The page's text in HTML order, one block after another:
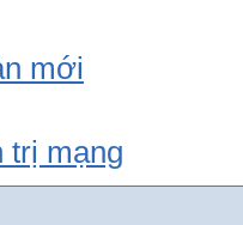
mới
trị mạng